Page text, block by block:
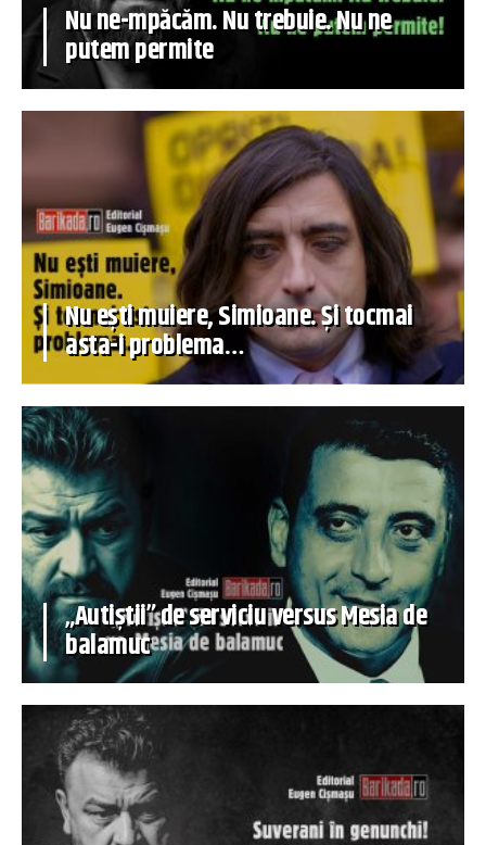
Nu ne-mpăcăm. Nu trebuie. Nu ne
putem permite
Nu ești muiere, Simioane. Și tocmai
asta-i problema…
„Autiștii” de serviciu versus Mesia de
balamuc